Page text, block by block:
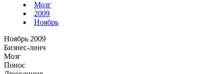
Мозг
2009
Ноябрь
Ноябрь 2009
Бизнес-линч
Мозг
Понос